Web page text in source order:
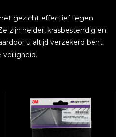
gezicht effectief tegen
zijn helder, krasbestendig en
u altijd verzekerd bent
veiligheid.